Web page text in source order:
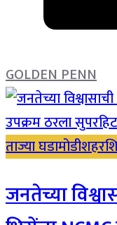
GOLDEN PENN
ताज्या घडामोडीशहर
जनतेच्या